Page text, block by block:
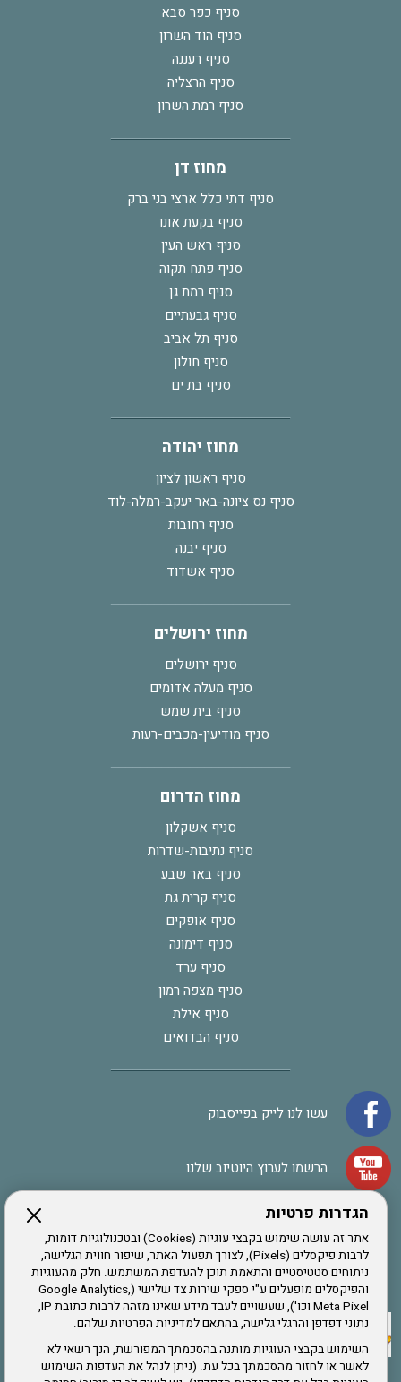
הגדרות פרטיות
אתר זה עושה שימוש בקבצי עוגיות (Cookies) ובטכנולוגיות דומות,
לרבות פיקסלים (Pixels), לצורך תפעול האתר, שיפור חווית הגלישה,
ניתוחים סטטיסטיים והתאמת תוכן להעדפת המשתמש. חלק מהעוגיות
והפיקסלים מופעלים ע"י ספקי שירות צד שלישי (Google Analytics,
Meta Pixel וכו'), שעשויים לעבד מידע שאינו מזהה לרבות כתובת IP,
נתוני דפדפן והרגלי גלישה, בהתאם למדיניות הפרטיות שלהם.
השימוש בקבצי העוגיות מותנה בהסכמתך המפורשת, הנך רשאי לא
לאשר או לחזור מהסכמתך בכל עת. (ניתן לנהל את העדפות השימוש
סניף כפר סבא
סניף הוד השרון
סניף רעננה
סניף הרצליה
סניף רמת השרון
מחוז דן
סניף דתי כלל ארצי בני ברק
סניף בקעת אונו
סניף ראש העין
סניף פתח תקוה
סניף רמת גן
סניף גבעתיים
סניף תל אביב
סניף חולון
סניף בת ים
מחוז יהודה
סניף ראשון לציון
סניף נס ציונה-באר יעקב-רמלה-לוד
סניף רחובות
סניף יבנה
סניף אשדוד
מחוז ירושלים
סניף ירושלים
סניף מעלה אדומים
סניף בית שמש
סניף מודיעין-מכבים-רעות
מחוז הדרום
סניף אשקלון
סניף נתיבות-שדרות
סניף באר שבע
סניף קרית גת
סניף אופקים
סניף דימונה
סניף ערד
סניף מצפה רמון
סניף אילת
סניף הבדואים
עשו לנו לייק בפייסבוק
הרשמו לערוץ היוטיוב שלנו
אתר צה"ל
תקנון האתר